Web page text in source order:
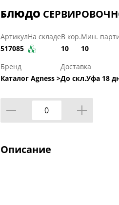
БЛЮДО
Артикул
517085
На складеВ кор.
10
Мин.
10
Бренд
Каталог Agness >
Доставка
До скл.Уфа 18
Описание